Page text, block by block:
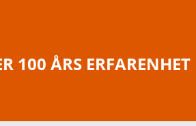
100 ÅRS ERFARENHET